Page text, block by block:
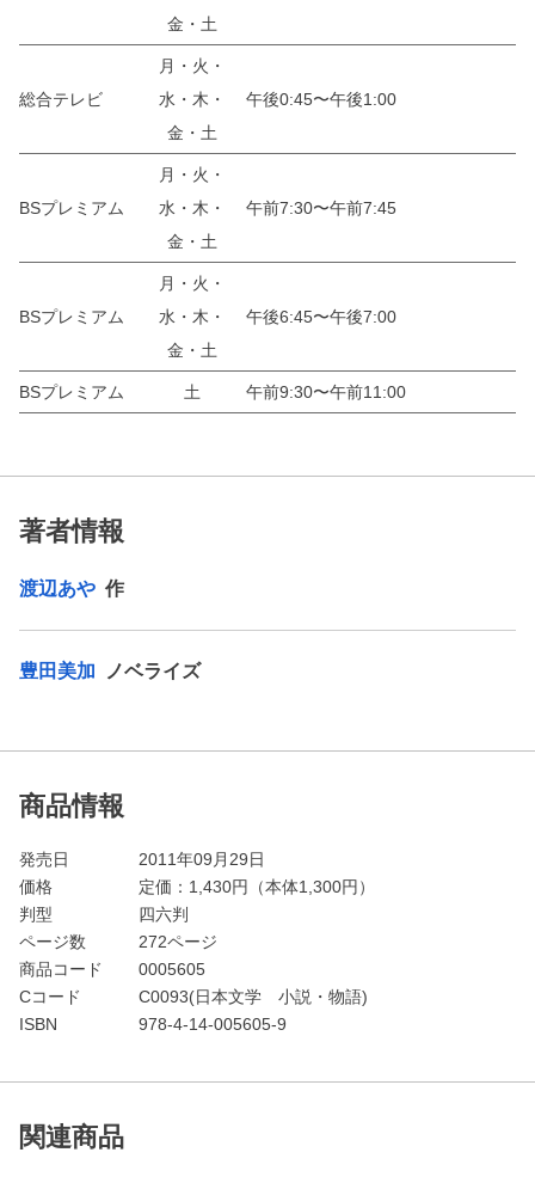
金・土
総合テレビ
月・火・
水・木・
金・土
午後0:45〜午後1:00
BSプレミアム
月・火・
水・木・
金・土
午前7:30〜午前7:45
BSプレミアム
月・火・
水・木・
金・土
午後6:45〜午後7:00
BSプレミアム 土 午前9:30〜午前11:00
著者情報
渡辺あや 作
豊田美加 ノベライズ
商品情報
発売日
2011年09月29日
価格
定価： 1,430円（本体1,300円）
判型
四六判
ページ数
272ページ
商品コード
0005605
Cコード
C0093(日本文学 小説・物語)
ISBN
978-4-14-005605-9
関連商品